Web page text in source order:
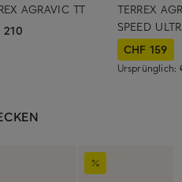
AGRAVIC TT
210
TERREX
SPEED
CHF 159
Ursprünglich: